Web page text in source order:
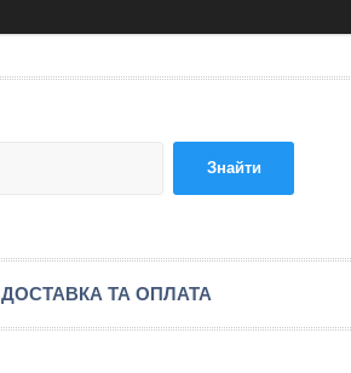
Знайти
ДОСТАВКА ТА ОПЛАТА